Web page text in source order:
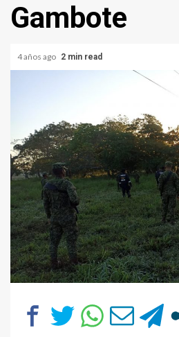
Gambote
4 años ago 2 min read